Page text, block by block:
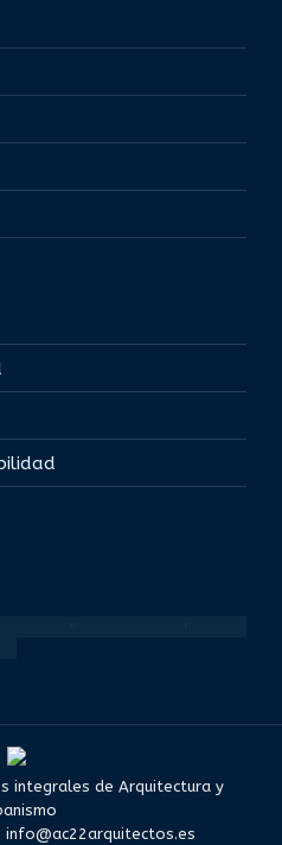
integrales de Arquitectura y
info@ac22arquitectos.es